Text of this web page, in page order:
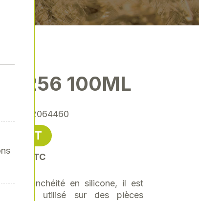
100ML
: XV-XV2064460
€ HT
€ TTC
d'étanchéité en silicone, il est
être utilisé sur des pièces